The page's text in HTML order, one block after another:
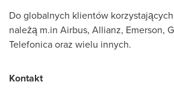
Do globalnych klientów
należą m.in Airbus, Allianz, Emerson,
Telefonica oraz wielu innych.
Kontakt